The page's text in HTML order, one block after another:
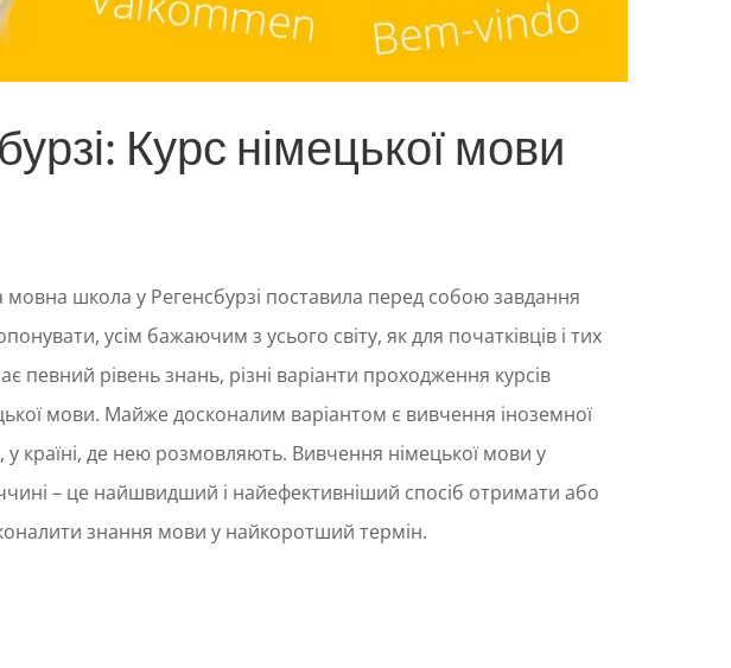
Курс німецької мови
школа у Регенсбурзі поставила перед собою завдання
усім бажаючим з усього світу, як для початківців і тих
певний рівень знань, різні варіанти проходження курсів
мови. Майже досконалим варіантом є вивчення іноземної
у країні, де нею розмовляють. Вивчення німецької мови у
– це найшвидший і найефективніший спосіб отримати або
знання мови у найкоротший термін.